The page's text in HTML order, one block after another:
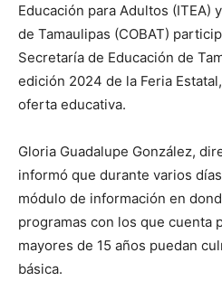
Educación para Adultos (ITEA)
de Tamaulipas (COBAT)
Secretaría de Educación de
edición 2024 de la Feria
oferta educativa.
Gloria Guadalupe González,
informó que durante varios
módulo de información en
programas con los que cuenta
mayores de 15 años puedan
básica.